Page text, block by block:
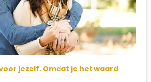
jezelf. Omdat je het waard